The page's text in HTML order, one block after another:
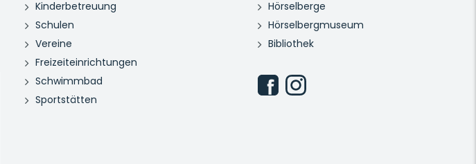
Kinderbetreuung
Schulen
Vereine
Freizeiteinrichtungen
Schwimmbad
Sportstätten
Hörselberge
Hörselbergmuseum
Bibliothek